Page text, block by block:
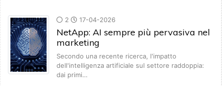
2 17-04-2026
NetApp: AI sempre più pervasiva nel
marketing
Secondo una recente ricerca, l'impatto
dell'intelligenza artificiale sul settore raddoppia:
dai primi…